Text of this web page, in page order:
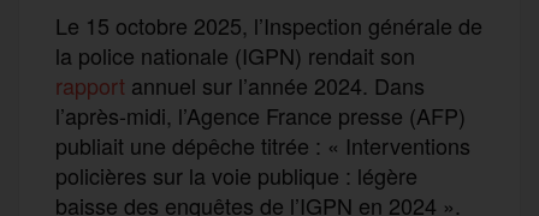
Le 15 octobre 2025, l’Inspection générale de
la police nationale (IGPN) rendait son
rapport annuel sur l’année 2024. Dans
l’après-midi, l’Agence France presse (AFP)
publiait une dépêche titrée : « Interventions
policières sur la voie publique : légère
baisse des enquêtes de l’IGPN en 2024 ».